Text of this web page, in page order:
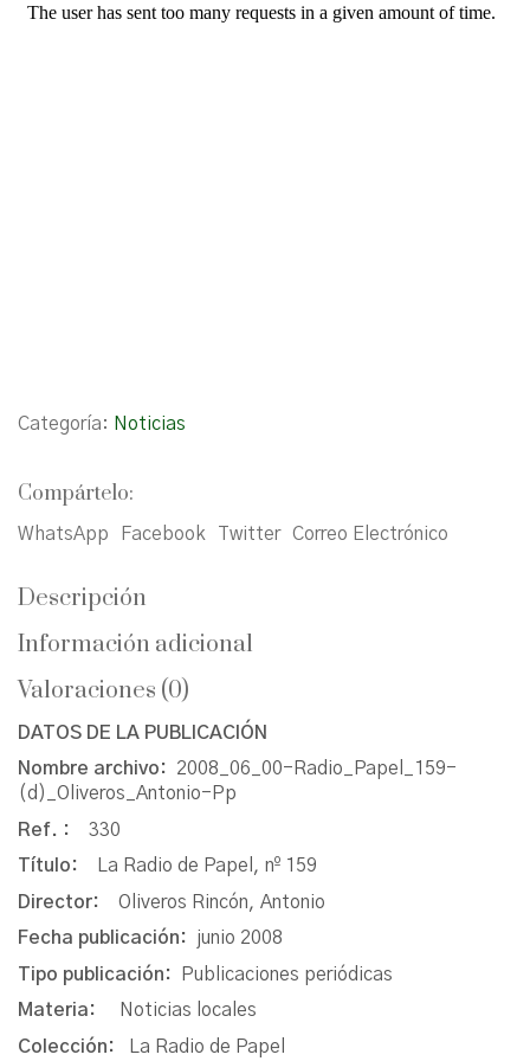
Categoría: Noticias
Compártelo:
WhatsApp Facebook Twitter Correo Electrónico
Descripción
Información adicional
Valoraciones (0)
DATOS DE LA PUBLICACIÓN
Nombre archivo: 2008_06_00-Radio_Papel_159-
(d)_Oliveros_Antonio-Pp
Ref. : 330
Título:
La Radio de Papel, nº 159
Director: Oliveros Rincón, Antonio
Fecha publicación: junio 2008
Tipo publicación:
Publicaciones periódicas
Materia:
Noticias locales
Colección:
La Radio de Papel